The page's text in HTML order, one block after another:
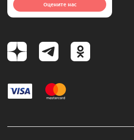
Оцените нас